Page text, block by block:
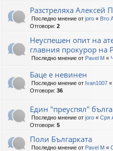
Разстреляха Алексей
Последно мнение от joro « Вто
Отговори: 2
Неуспешен опит на
главния прокурор на
Последно мнение от Pavel M «
Баце е невинен
Последно мнение от Ivan1007 «
Отговори: 36
Един "преуспял"
Последно мнение от joro « Сря
Отговори: 5
Поли Българката
Последно мнение от Pavel M «